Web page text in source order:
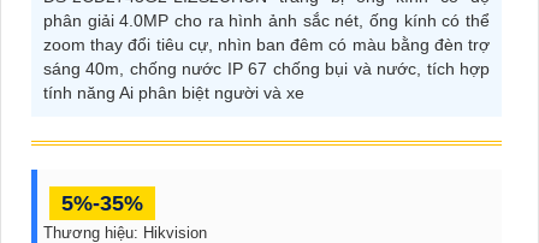
phân giải 4.0MP cho ra hình ảnh sắc nét, ống kính có thể
zoom thay đổi tiêu cự, nhìn ban đêm có màu bằng đèn trợ
sáng 40m, chống nước IP 67 chống bụi và nước, tích hợp
tính năng Ai phân biệt người và xe
5%-35%
Thương hiệu: Hikvision